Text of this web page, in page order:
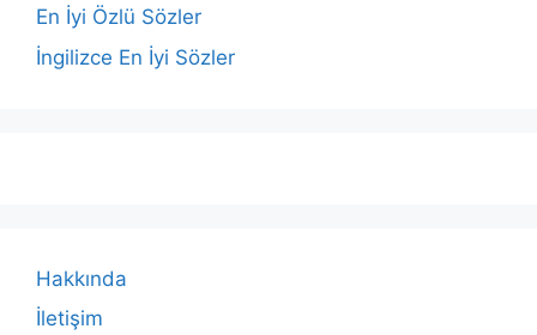
En İyi Özlü Sözler
İngilizce En İyi Sözler
Hakkında
İletişim